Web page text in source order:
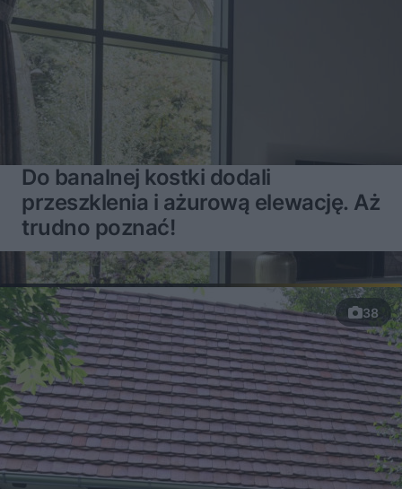
Do banalnej kostki dodali
przeszklenia i ażurową elewację. Aż
trudno poznać!
38